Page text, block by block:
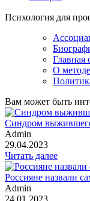
Психология для
Главная
О методе
Вам может быть
Синдром
Admin
29.04.2023
Читать далее
Россияне назвали
Admin
24.01.2023